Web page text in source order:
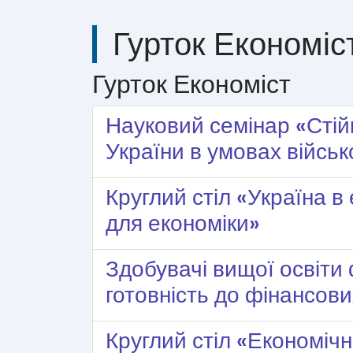
Гурток
Гурток Економіст
Науковий семінар
України в умовах
Круглий стіл «Україна
для економіки»
Здобувачі вищої
готовність до
Круглий стіл